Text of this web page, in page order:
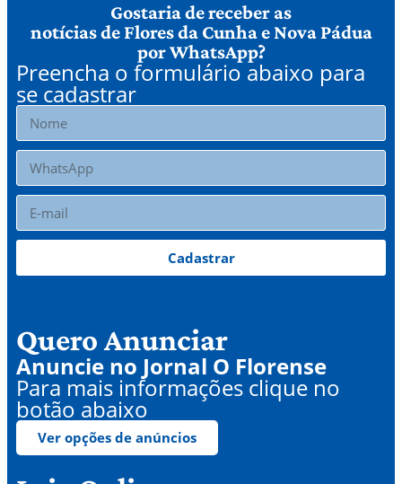
Gostaria de receber as
notícias de Flores da Cunha e Nova Pádua
por WhatsApp?
Preencha o formulário abaixo para
se cadastrar
Cadastrar
Quero Anunciar
Anuncie no Jornal O Florense
Para mais informações clique no
botão abaixo
Ver opções de anúncios